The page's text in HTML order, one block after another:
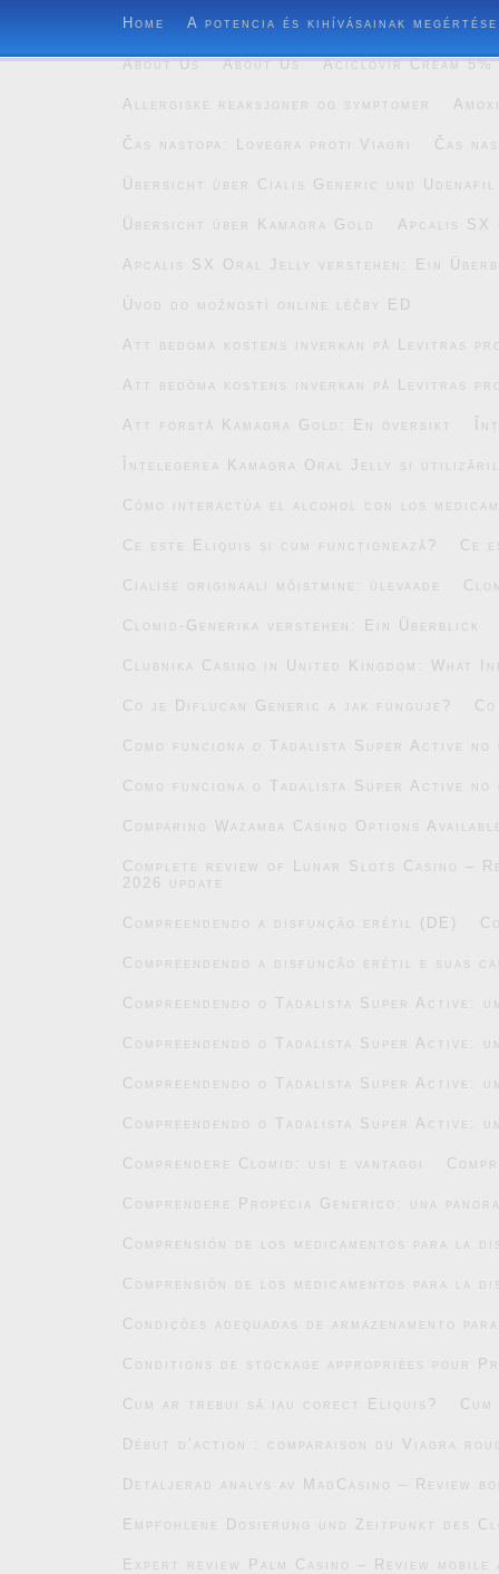
Home A potencia és kihívásainak megértése
About Us About Us Aciclovir Cream 5%
Allergiske reaksjoner og symptomer
Čas nastopa: Lovegra proti Viagri Čas
Übersicht über Cialis Generic und Udenafil
Übersicht über Kamagra Gold Apcalis
Apcalis SX Oral Jelly verstehen: Ein
Úvod do možností online léčby ED
Att bedöma kostens inverkan på Levitras
Att bedöma kostens inverkan på Levitras
Att förstå Kamagra Gold: En översikt
Înțelegerea Kamagra Oral Jelly și
Cómo interactúa el alcohol con los
Ce este Eliquis și cum funcționează? Ce
Cialise originaali mõistmine: ülevaade
Clomid-Generika verstehen: Ein Überblick
Clubnika Casino in United Kingdom: What
Co je Diflucan Generic a jak funguje?
Como funciona o Tadalista Super Active no
Como funciona o Tadalista Super Active no
Comparing Wazamba Casino Options
Complete review of Lunar Slots Casino –
2026 update
Compreendendo a disfunção erétil (DE)
Compreendendo a disfunção erétil e suas
Compreendendo o Tadalista Super Active:
Compreendendo o Tadalista Super Active:
Compreendendo o Tadalista Super Active:
Compreendendo o Tadalista Super Active:
Comprendere Clomid: usi e vantaggi
Comprendere Propecia Generico: una
Comprensión de los medicamentos para la
Comprensión de los medicamentos para la
Condições adequadas de armazenamento
Conditions de stockage appropriées pour
Cum ar trebui să iau corect Eliquis?
Début d’action : comparaison du Viagra
Detaljerad analys av MadCasino – Review
Empfohlene Dosierung und Zeitpunkt des
Expert review Palm Casino – Review